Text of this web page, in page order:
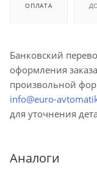
ОПЛАТА
Банковский
оформления
произвольной
info@euro-
для уточнения
Аналоги